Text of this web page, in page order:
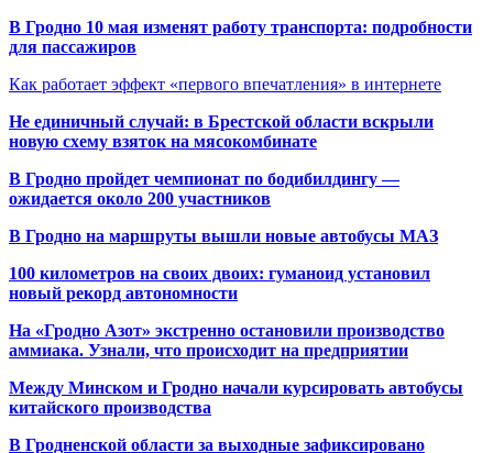
В Гродно 10 мая изменят работу транспорта: подробности
для пассажиров
Как работает эффект «первого впечатления» в интернете
Не единичный случай: в Брестской области вскрыли
новую схему взяток на мясокомбинате
В Гродно пройдет чемпионат по бодибилдингу —
ожидается около 200 участников
В Гродно на маршруты вышли новые автобусы МАЗ
100 километров на своих двоих: гуманоид установил
новый рекорд автономности
На «Гродно Азот» экстренно остановили производство
аммиака. Узнали, что происходит на предприятии
Между Минском и Гродно начали курсировать автобусы
китайского производства
В Гродненской области за выходные зафиксировано